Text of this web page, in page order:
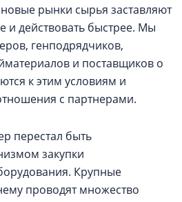
рынки сырья заставляют
и действовать быстрее. Мы
генподрядчиков,
и поставщиков о
к этим условиям и
с партнерами.
перестал быть
закупки
Крупные
проводят множество